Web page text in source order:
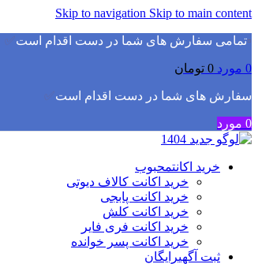
Skip to navigation Skip to main content
▫️تمامی سفارش های شما در دست اقدام است✅
0 مورد 0 تومان
سفارش های شما در دست اقدام است✅
0 مورد
خرید اکانتمحبوب
خرید اکانت کالاف دیوتی
خرید اکانت پابجی
خرید اکانت کلش
خرید اکانت فری فایر
خرید اکانت پسر خوانده
ثبت آگهیرایگان